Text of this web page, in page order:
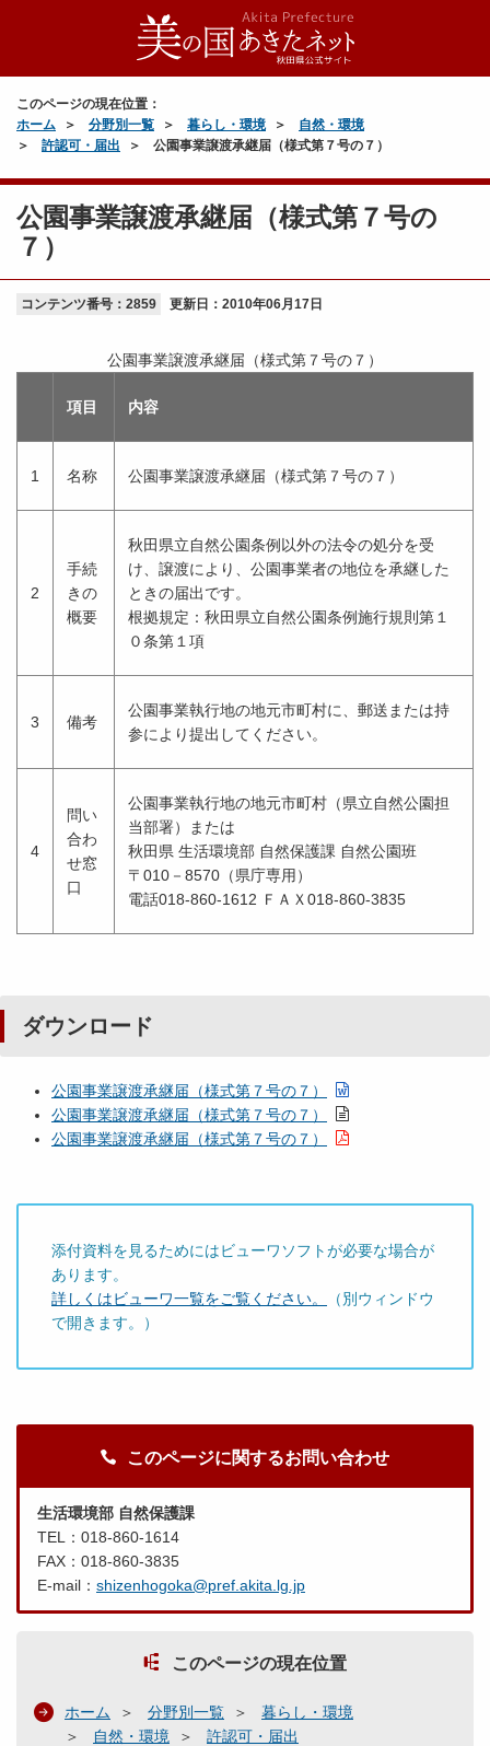
このページの現在位置：
ホーム
分野別一覧 暮らし・環境
自然・環境
許認可・届出
公園事業譲渡承継届（様式第７号の７）
公園事業譲渡承継届（様式第７号の
７）
コンテンツ番号：2859 更新日： 2010年06月17日
項目 内容
公園事業譲渡承継届（様式第７号の７）
1 名称 公園事業譲渡承継届（様式第７号の７）
2
手続
きの
概要
秋田県立自然公園条例以外の法令の処分を受
け、譲渡により、公園事業者の地位を承継した
ときの届出です。
根拠規定：秋田県立自然公園条例施行規則第１
０条第１項
3 備考
公園事業執行地の地元市町村に、郵送または持
参により提出してください。
4
問い
合わ
せ窓
口
公園事業執行地の地元市町村（県立自然公園担
当部署）または
秋田県 生活環境部 自然保護課 自然公園班
〒010－8570（県庁専用）
電話018-860-1612 ＦＡＸ018-860-3835
ダウンロード
公園事業譲渡承継届（様式第７号の７）
公園事業譲渡承継届（様式第７号の７）
公園事業譲渡承継届（様式第７号の７）
添付資料を見るためにはビューワソフトが必要な場合が
あります。
詳しくはビューワ一覧をご覧ください。
（別ウィンドウ
で開きます。）
このページに関するお問い合わせ
生活環境部 自然保護課
TEL：018-860-1614
FAX：018-860-3835
E-mail： shizenhogoka@pref.akita.lg.jp
このページの現在位置
ホーム 分野別一覧
暮らし・環境
自然・環境
許認可・届出